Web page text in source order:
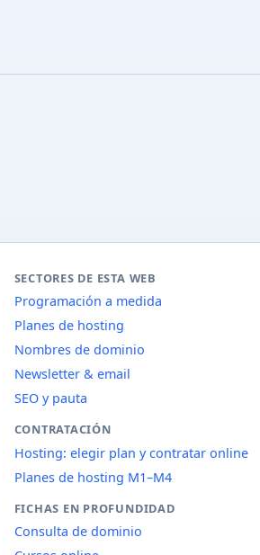
SECTORES DE ESTA WEB
Programación a medida
Planes de hosting
Nombres de dominio
Newsletter & email
SEO y pauta
CONTRATACIÓN
Hosting: elegir plan y contratar online
Planes de hosting M1–M4
FICHAS EN PROFUNDIDAD
Consulta de dominio